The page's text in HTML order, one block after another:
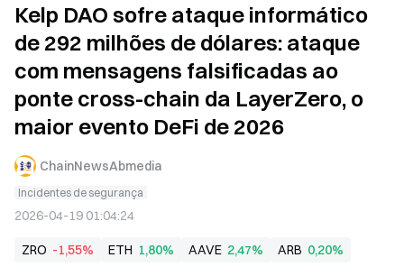
Kelp DAO sofre ataque informático
de 292 milhões de dólares: ataque
com mensagens falsificadas ao
ponte cross-chain da LayerZero, o
maior evento DeFi de 2026
ChainNewsAbmedia
Incidentes de segurança
2026-04-19 01:04:24
ZRO -1,55% ETH 1,80% AAVE 2,47% ARB 0,20%